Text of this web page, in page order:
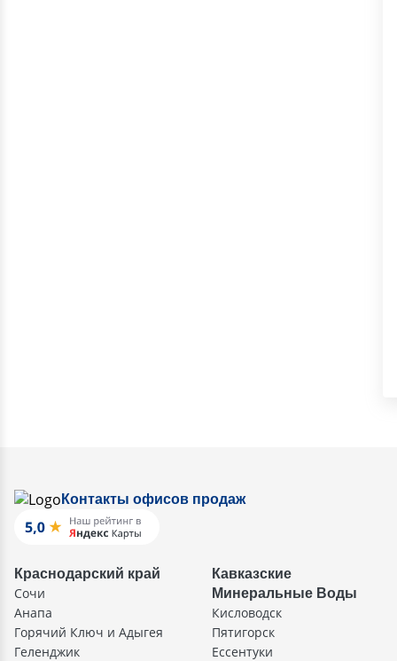
Контакты офисов продаж
Краснодарский край
Сочи
Анапа
Горячий Ключ и Адыгея
Геленджик
Кавказские
Минеральные Воды
Кисловодск
Пятигорск
Ессентуки